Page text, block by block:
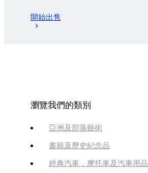
開始出售
瀏覽我們的類別
亞洲及部落藝術
書籍及歷史紀念品
經典汽車，摩托車及汽車用品